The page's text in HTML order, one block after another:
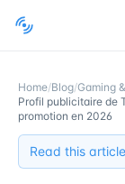
Home/Blog/Gaming
Profil publicitaire de
promotion en 2026
Read this